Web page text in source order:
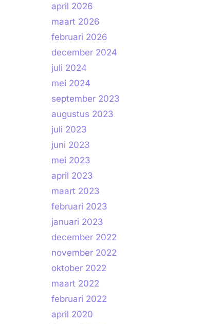
april 2026
maart 2026
februari 2026
december 2024
juli 2024
mei 2024
september 2023
augustus 2023
juli 2023
juni 2023
mei 2023
april 2023
maart 2023
februari 2023
januari 2023
december 2022
november 2022
oktober 2022
maart 2022
februari 2022
april 2020